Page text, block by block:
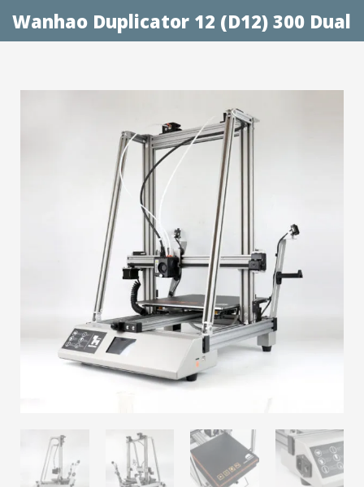
Wanhao Duplicator 12 (D12) 300 Dual